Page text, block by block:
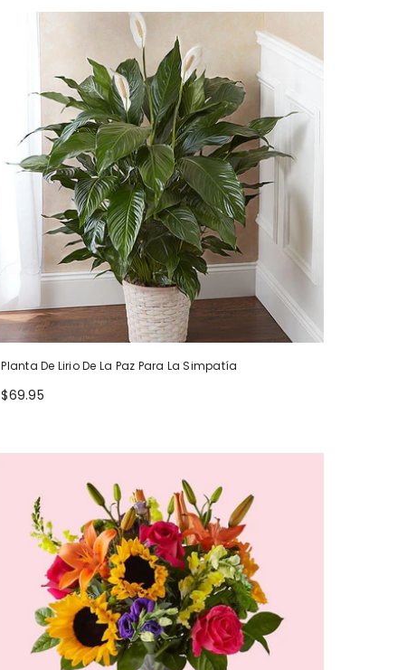
Planta De Lirio De La Paz Para La Simpatía
$69.95